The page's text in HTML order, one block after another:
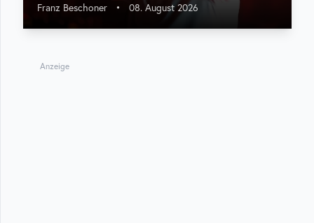
Franz Beschoner • 08. August 2026
Anzeige